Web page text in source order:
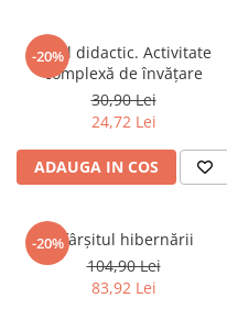
-20%
Jocul didactic. Activitate
complexă de învățare
30,90 Lei
24,72 Lei
ADAUGA IN COS
-20%Sfârșitul hibernării
104,90 Lei
83,92 Lei